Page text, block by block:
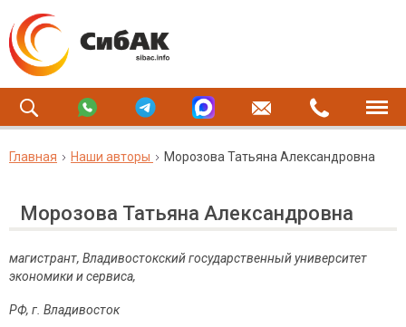
Главная Наши авторы Морозова Татьяна Александровна
Морозова Татьяна Александровна
магистрант, Владивостокский государственный университет
экономики и сервиса,
РФ, г. Владивосток